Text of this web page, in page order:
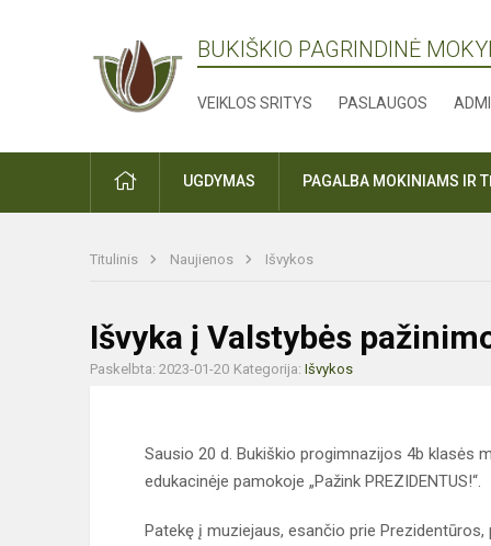
BUKIŠKIO PAGRINDINĖ
VEIKLOS SRITYS PASLAUGOS
PRADŽIAUGDYMAS PAGALBA MOKINIAMS IR
Titulinis Naujienos Išvykos
Išvyka į Valstybės
Paskelbta: 2023-01-20 Kategorija: Išvykos
Sausio 20 d. Bukiškio progimnazijos 4b klasės
edukacinėje pamokoje „Pažink PREZIDENTUS!“.
Patekę į muziejaus, esančio prie